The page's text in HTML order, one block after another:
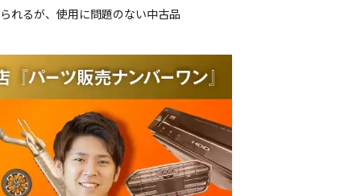
れるが、使用に問題のない中古品